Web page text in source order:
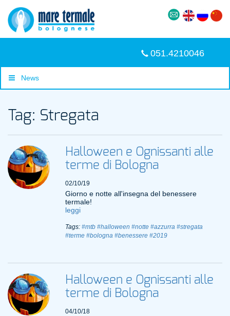
051.4210046
News
Tag: Stregata
Halloween e Ognissanti alle
terme di Bologna
02/10/19
Giorno e notte all'insegna del benessere
termale!
leggi
Tags: #mtb #halloween #notte #azzurra #stregata
#terme #bologna #benessere #2019
Halloween e Ognissanti alle
terme di Bologna
04/10/18